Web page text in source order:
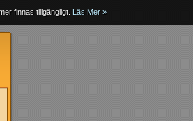
finnas tillgängligt. Läs Mer »